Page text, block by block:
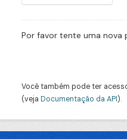
Por favor tente uma nova
Você também pode ter
(veja Documentação da API).